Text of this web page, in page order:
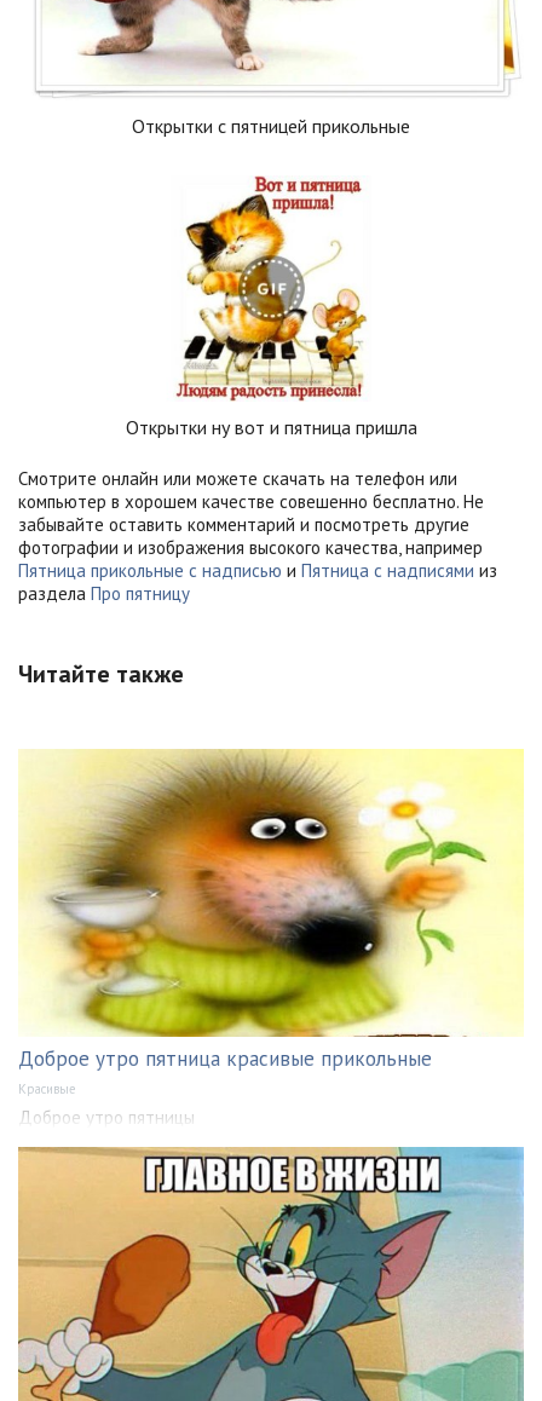
Открытки с пятницей прикольные
Открытки ну вот и пятница пришла
Смотрите онлайн или можете скачать на телефон или
компьютер в хорошем качестве совешенно бесплатно. Не
забывайте оставить комментарий и посмотреть другие
фотографии и изображения высокого качества, например
Пятница прикольные с надписью и Пятница с надписями из
раздела Про пятницу
Читайте также
Доброе утро пятница красивые прикольные
Красивые
Доброе утро пятницы